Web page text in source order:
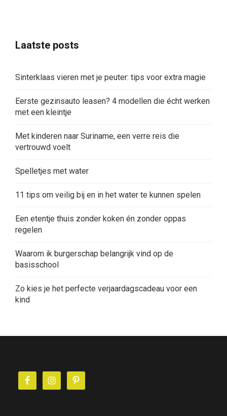
Laatste posts
Sinterklaas vieren met je peuter: tips voor extra magie
Eerste gezinsauto leasen? 4 modellen die écht werken
met een kleintje
Met kinderen naar Suriname, een verre reis die
vertrouwd voelt
Spelletjes met water
11 tips om veilig bij en in het water te kunnen spelen
Een etentje thuis zonder koken én zonder oppas
regelen
Waarom ik burgerschap belangrijk vind op de
basisschool
Zo kies je het perfecte verjaardagscadeau voor een
kind